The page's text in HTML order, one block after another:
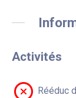
Activités
Rééduc